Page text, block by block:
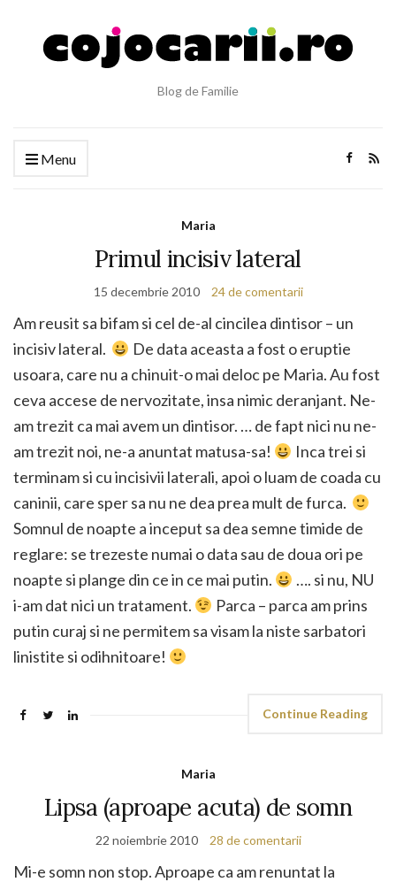
Blog de Familie
Menu
Maria
Primul incisiv lateral
15 decembrie 2010 24 de comentarii
Am reusit sa bifam si cel de-al cincilea dintisor – un
incisiv lateral.
De data aceasta a fost o eruptie
usoara, care nu a chinuit-o mai deloc pe Maria. Au fost
ceva accese de nervozitate, insa nimic deranjant. Ne-
am trezit ca mai avem un dintisor. … de fapt nici nu ne-
am trezit noi, ne-a anuntat matusa-sa!
Inca trei si
terminam si cu incisivii laterali, apoi o luam de coada cu
caninii, care sper sa nu ne dea prea mult de furca.
Somnul de noapte a inceput sa dea semne timide de
reglare: se trezeste numai o data sau de doua ori pe
noapte si plange din ce in ce mai putin.
…. si nu, NU
i-am dat nici un tratament.
Parca – parca am prins
putin curaj si ne permitem sa visam la niste sarbatori
linistite si odihnitoare!
Continue Reading
Maria
Lipsa (aproape acuta) de somn
22 noiembrie 2010 28 de comentarii
Mi-e somn non stop. Aproape ca am renuntat la